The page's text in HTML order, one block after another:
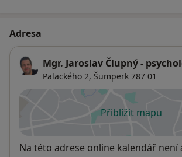
Adresa
Mgr. Jaroslav Člupný -
Palackého 2, Šumperk 787 01
Přiblížit mapu
se otevře v
Dostupnost
Na této adrese online kalendář není